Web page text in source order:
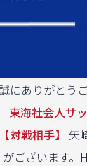
ありがと
海社会人サッ
【対戦相手】 矢
ございます